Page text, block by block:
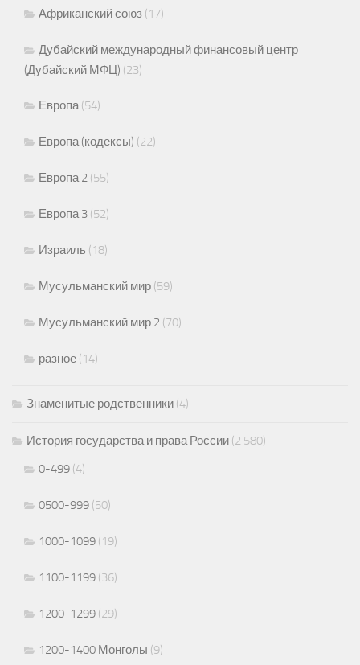
Африканский союз (17)
Дубайский международный финансовый центр
(Дубайский МФЦ) (23)
Европа(54)
Европа (кодексы) (22)
Европа 2 (55)
Европа 3 (52)
Израиль (18)
Мусульманский мир (59)
Мусульманский мир 2 (70)
разное (14)
Знаменитые родственники (4)
История государства и права России (2 580)
0-499 (4)
0500-999 (50)
1000-1099 (19)
1100-1199 (36)
1200-1299 (29)
1200-1400 Монголы (9)